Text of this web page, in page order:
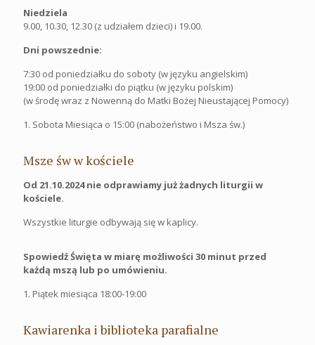
Niedziela
9.00, 10.30, 12.30 (z udziałem dzieci) i 19.00.
Dni powszednie:
7:30 od poniedziałku do soboty (w języku angielskim)
19:00 od poniedziałki do piątku (w języku polskim)
(w środę wraz z Nowenną do Matki Bożej Nieustającej Pomocy)
1. Sobota Miesiąca o 15:00 (nabożeństwo i Msza św.)
Msze św w kościele
Od 21.10.2024 nie odprawiamy już żadnych liturgii w
kościele.
Wszystkie liturgie odbywają się w kaplicy.
Spowiedź Święta w miarę możliwości 30 minut przed
każdą mszą lub po umówieniu.
1. Piątek miesiąca 18:00-19:00
Kawiarenka i biblioteka parafialne